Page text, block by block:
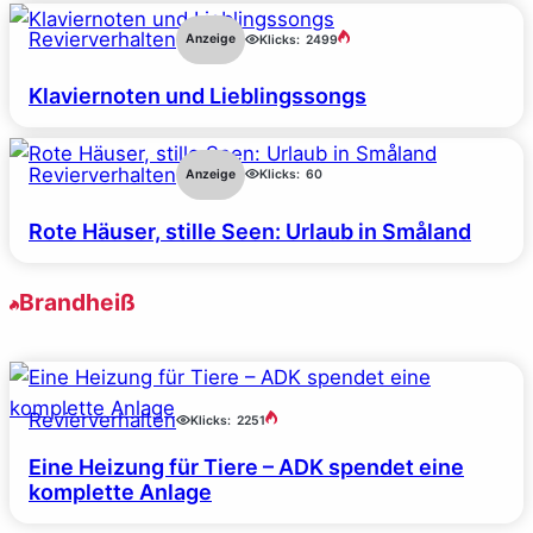
Revierverhalten Anzeige Klicks: 2499
Klaviernoten und Lieblingssongs
Revierverhalten Anzeige Klicks: 60
Rote Häuser, stille Seen: Urlaub in Småland
Brandheiß
Revierverhalten Klicks: 2251
Eine Heizung für Tiere – ADK spendet eine
komplette Anlage